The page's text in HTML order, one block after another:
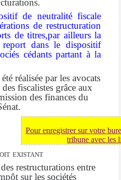
de neutralité fiscale
de restructuration
de titres,par ailleursla
dans le dispositif
cédants partant à la
réalisée par les avocats
fiscalistes grâce aux
des finances du
Pour enregistrer sur votre
tribune avec les
existant
restructurations entre
sur les sociétés